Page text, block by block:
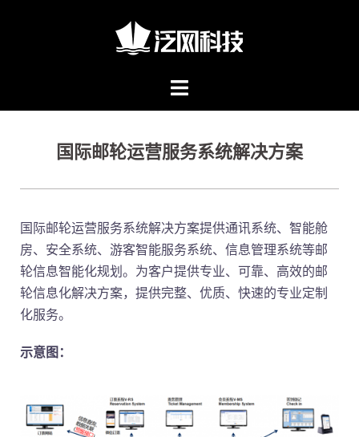
国际邮轮运营服务系统解决方案
国际邮轮运营服务系统解决方案提供通讯系统、智能舱
房、安全系统、游客智能服务系统、信息管理系统等邮
轮信息智能化规划。为客户提供专业、可靠、高效的邮
轮信息化解决方案，提供完整、优质、快速的专业定制
化服务。
示意图：